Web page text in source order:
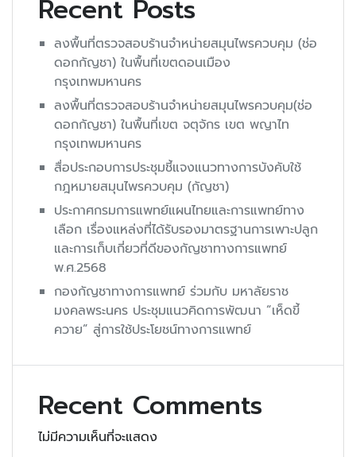
Recent Posts
ลงพื้นที่ตรวจสอบร้านจำหน่ายสมุนไพรควบคุม (ช่อ
ดอกกัญชา) ในพื้นที่เขตดอนเมือง
กรุงเทพมหานคร
ลงพื้นที่ตรวจสอบร้านจำหน่ายสมุนไพรควบคุม(ช่อ
ดอกกัญชา) ในพื้นที่เขต จตุจักร เขต พญาไท
กรุงเทพมหานคร
สื่อประกอบการประชุมชี้แจงแนวทางการบังคับใช้
กฎหมายสมุนไพรควบคุม (กัญชา)
ประกาศกรมการแพทย์แผนไทยและการแพทย์ทาง
เลือก เรื่องแหล่งที่ได้รับรองมาตรฐานการเพาะปลูก
และการเก็บเกี่ยวที่ดีของกัญชาทางการแพทย์
พ.ศ.2568
กองกัญชาทางการแพทย์ ร่วมกับ มหาลัยราช
มงคลพระนคร ประชุมแนวคิดการพัฒนา “เห็ดขี้
ควาย” สู่การใช้ประโยชน์ทางการแพทย์
Recent Comments
ไม่มีความเห็นที่จะแสดง